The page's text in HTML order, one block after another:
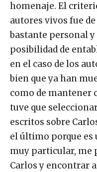
homenaje. El
autores vivos fue
bastante personal
posibilidad de
en el caso de los
bien que ya han
como de mantener
tuve que
escritos sobre
el último porque es
muy particular, me
Carlos y encontrar